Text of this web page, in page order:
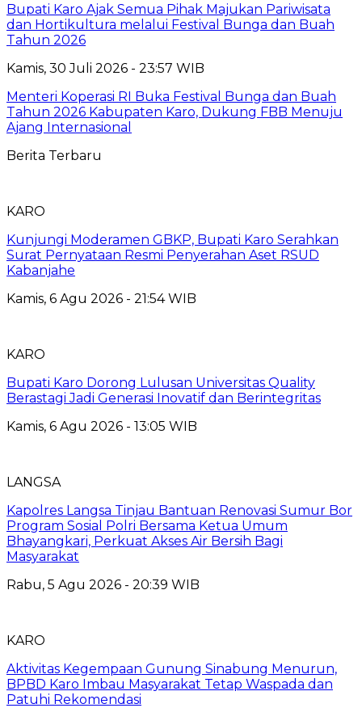
Bupati Karo Ajak Semua Pihak Majukan Pariwisata
dan Hortikultura melalui Festival Bunga dan Buah
Tahun 2026
Kamis, 30 Juli 2026 - 23:57 WIB
Menteri Koperasi RI Buka Festival Bunga dan Buah
Tahun 2026 Kabupaten Karo, Dukung FBB Menuju
Ajang Internasional
Berita Terbaru
KARO
Kunjungi Moderamen GBKP, Bupati Karo Serahkan
Surat Pernyataan Resmi Penyerahan Aset RSUD
Kabanjahe
Kamis, 6 Agu 2026 - 21:54 WIB
KARO
Bupati Karo Dorong Lulusan Universitas Quality
Berastagi Jadi Generasi Inovatif dan Berintegritas
Kamis, 6 Agu 2026 - 13:05 WIB
LANGSA
Kapolres Langsa Tinjau Bantuan Renovasi Sumur Bor
Program Sosial Polri Bersama Ketua Umum
Bhayangkari, Perkuat Akses Air Bersih Bagi
Masyarakat
Rabu, 5 Agu 2026 - 20:39 WIB
KARO
Aktivitas Kegempaan Gunung Sinabung Menurun,
BPBD Karo Imbau Masyarakat Tetap Waspada dan
Patuhi Rekomendasi